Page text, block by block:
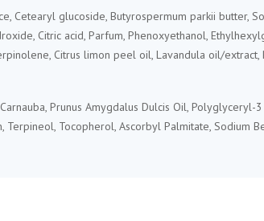
Cetearyl glucoside, Butyrospermum parkii butter,
Citric acid, Parfum, Phenoxyethanol,
Citrus limon peel oil, Lavandula oil/
Prunus Amygdalus Dulcis Oil,
Tocopherol, Ascorbyl Palmitate, Sodium